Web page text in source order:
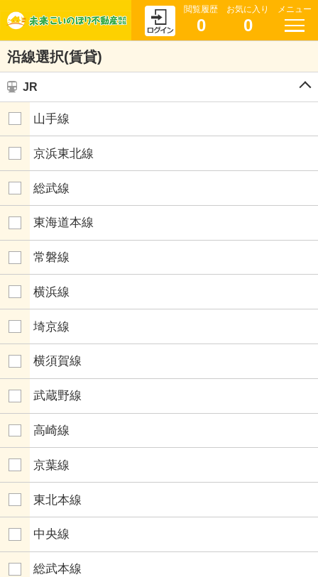
閲覧履歴
0
お気に入り
0
メニュー
沿線選択(賃貸)
JR
山手線
京浜東北線
総武線
東海道本線
常磐線
横浜線
埼京線
横須賀線
武蔵野線
高崎線
京葉線
東北本線
中央線
総武本線